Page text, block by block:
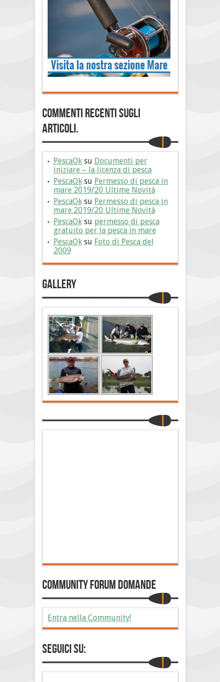
Commenti Recenti sugli
articoli.
PescaOksu Documenti per
iniziare – la licenza di pesca
PescaOksu Permesso di pesca in
mare 2019/20 Ultime Novità
PescaOksu Permesso di pesca in
mare 2019/20 Ultime Novità
PescaOksu permesso di pesca
gratuito per la pesca in mare
PescaOksu Foto di Pesca del
2009
Gallery
Community Forum Domande
Entra nella Community!
Seguici su: